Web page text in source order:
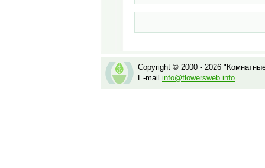
Copyright © 2000 - 2026
E-mail info@flowersweb.info.